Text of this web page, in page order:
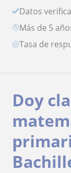
Datos
más de 5
Tasa de
Doy